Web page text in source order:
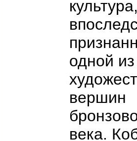
одной из
вершин
века.